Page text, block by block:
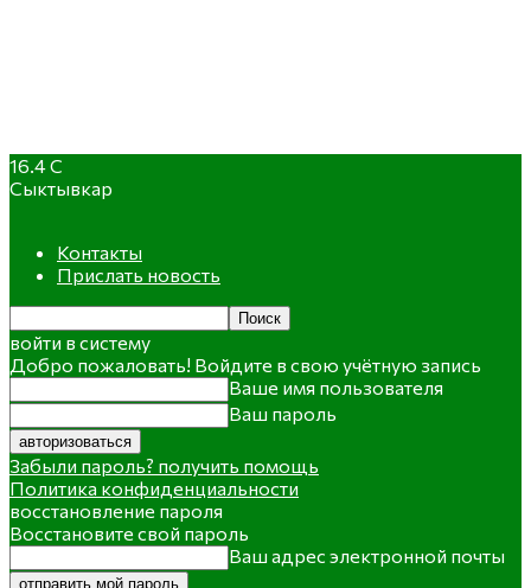
16.4C
Сыктывкар
Контакты
Прислать новость
войти в систему
Добро пожаловать! Войдите в свою учётную запись
Ваше имя пользователя
Ваш пароль
Забыли пароль? получить помощь
Политика конфиденциальности
восстановление пароля
Восстановите свой пароль
Ваш адрес электронной почты